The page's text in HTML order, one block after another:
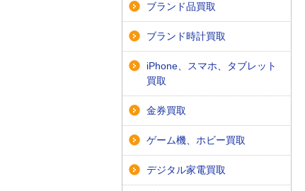
ブランド品買取
ブランド時計買取
iPhone、スマホ、タブレット
買取
金券買取
ゲーム機、ホビー買取
デジタル家電買取